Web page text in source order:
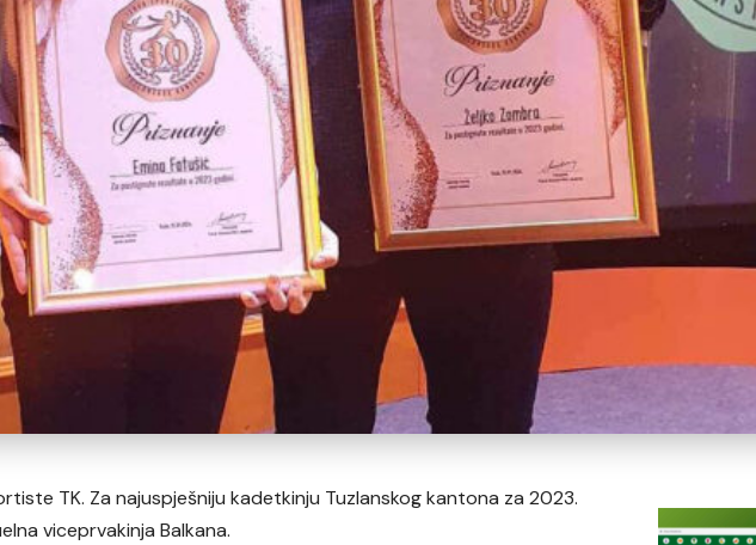
TK. Za najuspješniju kadetkinju Tuzlanskog kantona za 2023.
viceprvakinja Balkana.